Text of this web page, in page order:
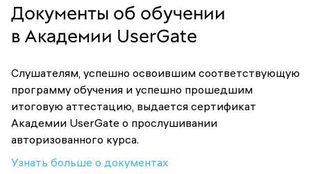
Документы об обучении
в Академии UserGate
Слушателям, успешно освоившим соответствующую
программу обучения и успешно прошедшим
итоговую аттестацию, выдается сертификат
Академии UserGate о прослушивании
авторизованного курса.
Узнать больше о документах